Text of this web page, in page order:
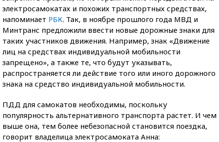
электросамокатах и похожих транспортных средствах,
напоминает РБК. Так, в ноябре прошлого года МВД и
Минтранс предложили ввести новые дорожные знаки для
таких участников движения. Например, знак «Движение
лиц на средствах индивидуальной мобильности
запрещено», а также те, что будут указывать,
распространяется ли действие того или иного дорожного
знака на средство индивидуальной мобильности.
ПДД для самокатов необходимы, поскольку
популярность альтернативного транспорта растет. И чем
выше она, тем более небезопасной становится поездка,
говорит владелица электросамоката Анна: